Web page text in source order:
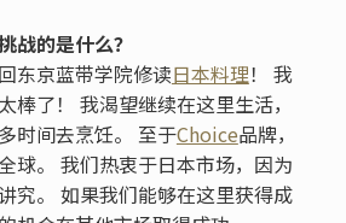
战的是什么？
东京蓝带学院修读日本料理！ 我
棒了！ 我渴望继续在这里生活，
时间去烹饪。 至于Choice品牌，
球。 我们热衷于日本市场，因为
究。 如果我们能够在这里获得成